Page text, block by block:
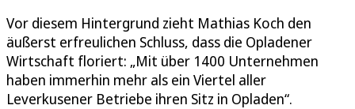
Vor diesem Hintergrund zieht Mathias Koch den
äußerst erfreulichen Schluss, dass die Opladener
Wirtschaft floriert: „Mit über 1400 Unternehmen
haben immerhin mehr als ein Viertel aller
Leverkusener Betriebe ihren Sitz in Opladen“.